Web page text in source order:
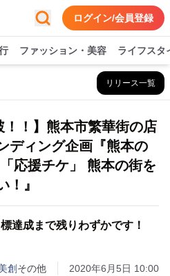
ログイン/会員登録
ファッション・美容 ライフスタ
リリース一覧
！！】熊本市繁華街の店
ディング企画『熊本の
応援チケ」 熊本の街を
！』
達成まで残りわずかです！
創 その他 2020年6月5日 10:00